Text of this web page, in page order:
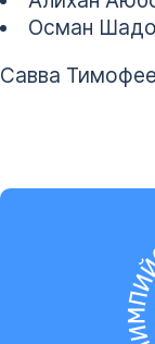
Осман
Савва